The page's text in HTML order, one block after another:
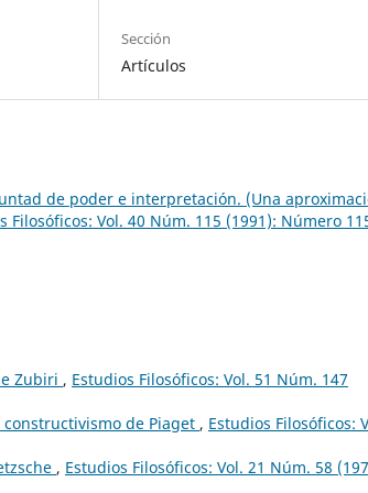
Sección
Artículos
de poder e interpretación. (Una
Filosóficos: Vol. 40 Núm. 115 (1991): Número
Zubiri , Estudios Filosóficos: Vol. 51 Núm. 147
de Piaget , Estudios Filosóficos:
, Estudios Filosóficos: Vol. 21 Núm. 58